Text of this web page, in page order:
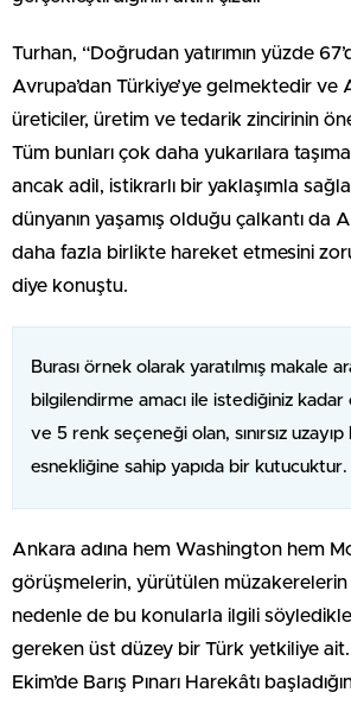
Turhan, “Doğrudan yatırımın yüzde
Avrupa’dan Türkiye’ye gelmektedir ve
üreticiler, üretim ve tedarik zincirinin
Tüm bunları çok daha yukarılara
ancak adil, istikrarlı bir yaklaşımla
dünyanın yaşamış olduğu çalkantı da
daha fazla birlikte hareket etmesini
diye konuştu.
Burası örnek olarak yaratılmış makale
bilgilendirme amacı ile istediğiniz
ve 5 renk seçeneği olan, sınırsız uzayıp
esnekliğine sahip yapıda bir kutucuktur.
Ankara adına hem Washington hem
görüşmelerin, yürütülen müzakerelerin
nedenle de bu konularla ilgili
gereken üst düzey bir Türk yetkiliye ait.
Ekim’de Barış Pınarı Harekâtı